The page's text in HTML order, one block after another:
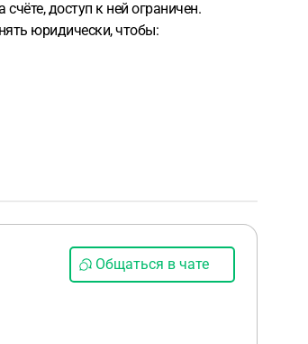
доступ к ней ограничен.
юридически, чтобы:
Общаться в чате